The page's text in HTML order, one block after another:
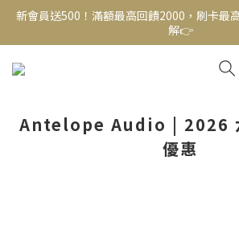
新會員送500！滿額最高回饋2000，刷卡最
解👉
新會員送500！滿額最高回饋2000，刷卡最
解👉
結帳頁選zingala銀角零卡分期
解👉
Antelope Audio | 2026
優惠